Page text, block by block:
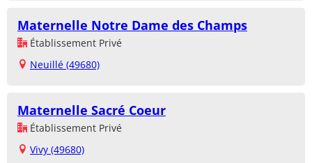
Maternelle Notre Dame des Champs
Établissement Privé
Neuillé (49680)
Maternelle Sacré Coeur
Établissement Privé
Vivy (49680)